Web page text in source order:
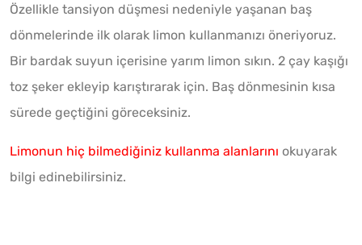
Özellikle tansiyon düşmesi nedeniyle yaşanan baş
dönmelerinde ilk olarak limon kullanmanızı öneriyoruz.
Bir bardak suyun içerisine yarım limon sıkın. 2 çay kaşığı
toz şeker ekleyip karıştırarak için. Baş dönmesinin kısa
sürede geçtiğini göreceksiniz.
Limonun hiç bilmediğiniz kullanma alanlarını okuyarak
bilgi edinebilirsiniz.